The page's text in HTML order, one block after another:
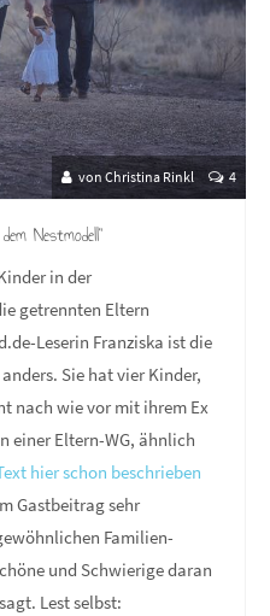
von Christina Rinkl 4
Nestmodell"
in der
getrennten Eltern
Leserin Franziska ist die
Sie hat vier Kinder,
nach wie vor mit ihrem Ex
einer Eltern-WG, ähnlich
hier schon beschrieben
Gastbeitrag sehr
Familien-
und Schwierige daran
Lest selbst: